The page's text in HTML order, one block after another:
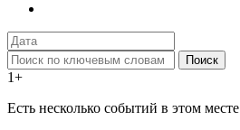
Поиск
1+
Есть несколько событий в этом месте